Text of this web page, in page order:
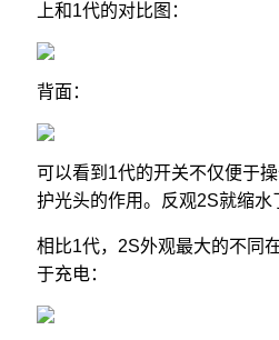
上和1代的对比图：
背面：
可以看到1代的开关不仅便于
护光头的作用。反观2S就缩水
相比1代，2S外观最大的不同
于充电：